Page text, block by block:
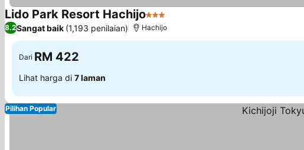
Lido Park Resort Hachijo3 Bintang
8.2Sangat baik (1,193 penilaian) Hachijo
Dari RM 422
Lihat harga di 7 laman
Pilihan Popular